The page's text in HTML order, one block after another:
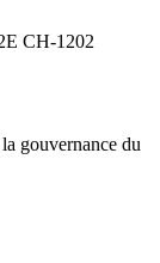
CH-1202
gouvernance du